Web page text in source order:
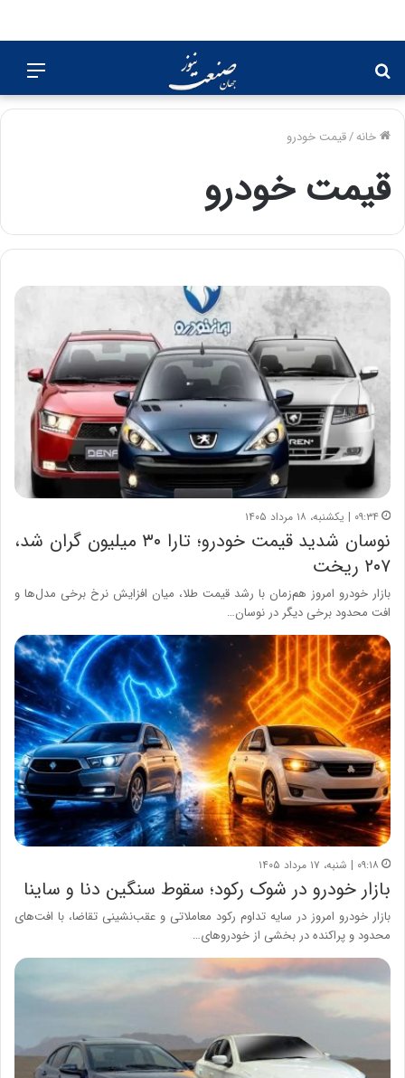
برای
خانه/قیمت خودرو
قیمت خودرو
۰۹:۳۴ | یکشنبه، ۱۸ مرداد ۱۴۰۵
نوسان شدید قیمت خودرو؛ تارا ۳۰ میلیون گران شد،
۲۰۷ ریخت
بازار خودرو امروز هم‌زمان با رشد قیمت طلا، میان افزایش نرخ برخی مدل‌ها و
افت محدود برخی دیگر در نوسان…
۰۹:۱۸ | شنبه، ۱۷ مرداد ۱۴۰۵
بازار خودرو در شوک رکود؛ سقوط سنگین دنا و ساینا
بازار خودرو امروز در سایه تداوم رکود معاملاتی و عقب‌نشینی تقاضا، با افت‌های
محدود و پراکنده در بخشی از خودروهای…